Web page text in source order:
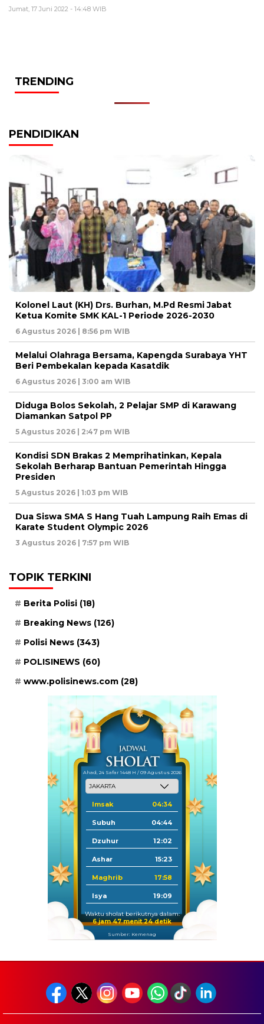
Jumat, 17 Juni 2022 - 14:48 WIB
TRENDING
PENDIDIKAN
Kolonel Laut (KH) Drs. Burhan, M.Pd Resmi Jabat
Ketua Komite SMK KAL-1 Periode 2026-2030
6 Agustus 2026 | 8:56 pm WIB
Melalui Olahraga Bersama, Kapengda Surabaya YHT
Beri Pembekalan kepada Kasatdik
6 Agustus 2026 | 3:00 am WIB
Diduga Bolos Sekolah, 2 Pelajar SMP di Karawang
Diamankan Satpol PP
5 Agustus 2026 | 2:47 pm WIB
Kondisi SDN Brakas 2 Memprihatinkan, Kepala
Sekolah Berharap Bantuan Pemerintah Hingga
Presiden
5 Agustus 2026 | 1:03 pm WIB
Dua Siswa SMA S Hang Tuah Lampung Raih Emas di
Karate Student Olympic 2026
3 Agustus 2026 | 7:57 pm WIB
TOPIK TERKINI
Berita Polisi (18)
Breaking News (126)
Polisi News (343)
POLISINEWS (60)
www.polisinews.com (28)
Ahad, 24 Safar 1448 H / 09 Agustus 2026
Imsak 04:34
Subuh 04:44
Dzuhur 12:02
Ashar 15:23
Maghrib 17:58
Isya 19:09
Waktu sholat berikutnya dalam:
6 jam 47 menit 24 detik
Sumber: Kemenag